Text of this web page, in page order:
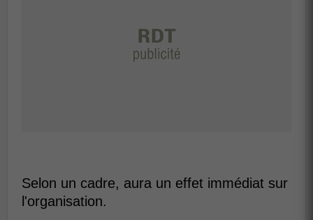
Selon un cadre, aura un effet immédiat sur
l'organisation.